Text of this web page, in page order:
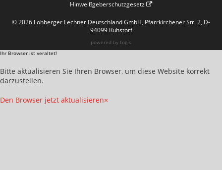
Hinweißgeberschutzgesetz
© 2026 Lohberger Lechner Deutschland GmbH, Pfarrkirchener Str. 2, D-
94099 Ruhstorf
powered by togis
Ihr Browser ist veraltet!
Bitte aktualisieren Sie Ihren Browser, um diese Website korrekt
darzustellen.
Den Browser jetzt aktualisieren×